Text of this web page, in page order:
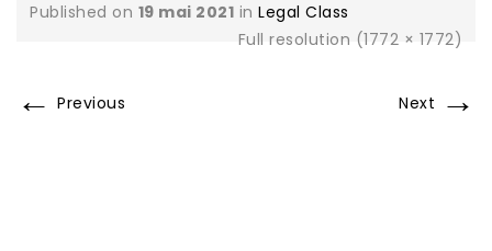
Published on 19 mai 2021 in Legal Class
Full resolution (1772 × 1772)
← Previous Next →